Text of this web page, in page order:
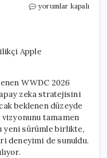
Apple,
Apple
Tanıttı
için
yorumlar kapalı
WWDC 2026
zeka stratejisini
beklenen düzeyde
tamamen
yeni sürümle birlikte,
deneyimi de sunuldu.